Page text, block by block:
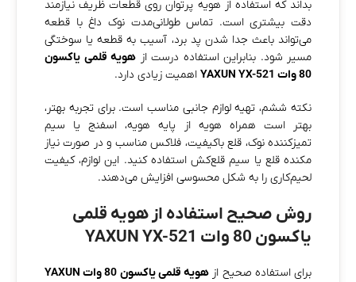
بداند که استفاده از هویه پرتوان روی قطعات ظریف نیازمند
دقت بیشتری است. تماس طولانی‌مدت نوک داغ با قطعه
می‌تواند باعث جدا شدن پد برد، آسیب به قطعه یا سوختگی
مسیر شود. بنابراین استفاده درست از هویه قلمی یاکسون
80 وات YAXUN YX-521
اهمیت زیادی دارد.
نکته ششم، تهیه لوازم جانبی مناسب است. برای تجربه بهتر،
بهتر است همراه هویه از پایه هویه، اسفنج یا سیم
تمیزکننده نوک، قلع باکیفیت، فلاکس مناسب و در صورت نیاز
مکنده قلع یا سیم قلع‌کش استفاده کنید. این لوازم، کیفیت
لحیم‌کاری را به شکل محسوسی افزایش می‌دهند.
روش صحیح استفاده از هویه قلمی
یاکسون 80 وات YAXUN YX-521
برای استفاده صحیح از
هویه قلمی یاکسون 80 وات YAXUN